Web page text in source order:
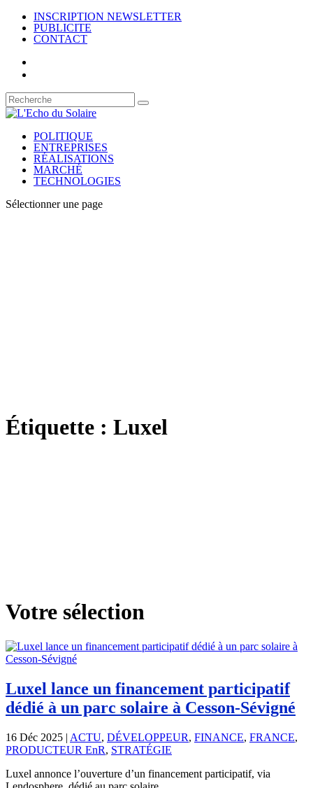
INSCRIPTION NEWSLETTER
PUBLICITE
CONTACT
POLITIQUE
ENTREPRISES
RÉALISATIONS
MARCHÉ
TECHNOLOGIES
Sélectionner une page
Étiquette : Luxel
Votre sélection
Luxel lance un financement participatif
dédié à un parc solaire à Cesson-Sévigné
16 Déc 2025 | ACTU, DÉVELOPPEUR, FINANCE, FRANCE,
PRODUCTEUR EnR, STRATÉGIE
Luxel annonce l’ouverture d’un financement participatif, via